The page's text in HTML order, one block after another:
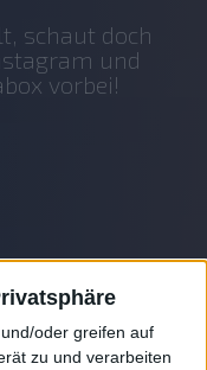
oder greifen auf
zu und verarbeiten
schaut doch
und
vorbei!